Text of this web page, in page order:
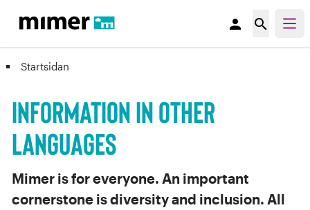
person search
Information in other
languages
Startsidan
Mimer is for everyone. An important
cornerstone is diversity and inclusion. All